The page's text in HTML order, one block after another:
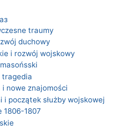
traumy
duchowy
i rozwój wojskowy
tragedia
nowe znajomości
i początek służby wojskowej
1806-1807